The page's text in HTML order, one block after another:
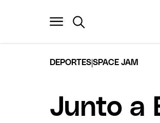
DEPORTES|SPACE JAM
Junto a